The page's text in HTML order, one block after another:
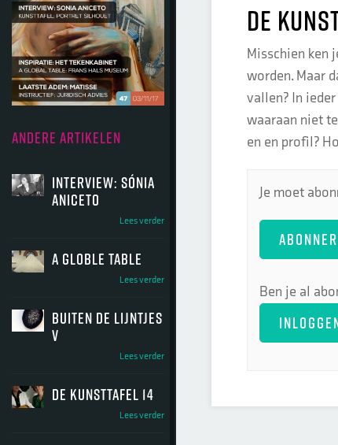
ANDERE ARTIKELEN
Interview: Sónia
Aniceto
Lees verder
A globle table
Lees verder
buiten de lijntjes
V
Lees verder
de kunsttafel 14
Lees verder
de
Misschien ken
worden. Maar
vallen? In
waaraan niet
en en profil?
Je moet
Ben je al